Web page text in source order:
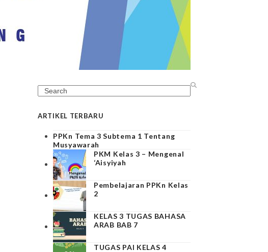
Search
ARTIKEL TERBARU
PPKn Tema 3 Subtema 1 Tentang
Musyawarah
PKM Kelas 3 – Mengenal
‘Aisyiyah
Pembelajaran PPKn Kelas
2
KELAS 3 TUGAS BAHASA
ARAB BAB 7
TUGAS PAI KELAS 4